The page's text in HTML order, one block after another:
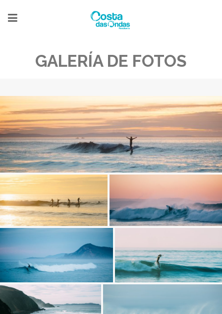
GALERÍA DE FOTOS